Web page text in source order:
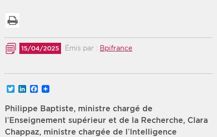
15/04/2025 Émis par : Bpifrance
TwitterLinkedInFacebook
Philippe Baptiste, ministre chargé de
l’Enseignement supérieur et de la Recherche, Clara
Chappaz, ministre chargée de l’Intelligence